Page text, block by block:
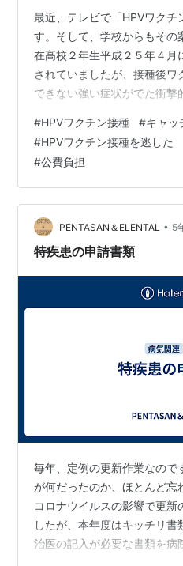
最近、テレビで「HPVワクチ
す。そして、学校からもその
在高校２年生平成２５年４月
されていましたが、接種後
できない強い症状がでた衝撃
は、HPVワクチン接種につい
たちは当時のニュースを見て
子をみる」と言っていました
うちの子も接種券がきたと
接種をしないことに決めま
種したのを聞き接種券の期限
#HPVワクチン接種 #キャッ
#HPVワクチン接種を逃した
#公費負担
PENTASAN＆ELENTAL • 5
特疾患の申請書類
毎年、定例の更新作業なので
が何だったのか、ほとんど忘
コロナウイルスの影響で更新
したが、本年度はキッチリ
治医の記入が必要な書類を病